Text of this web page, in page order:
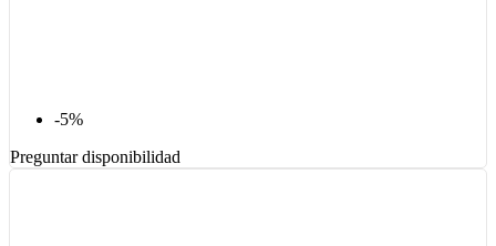
-5%
Preguntar disponibilidad